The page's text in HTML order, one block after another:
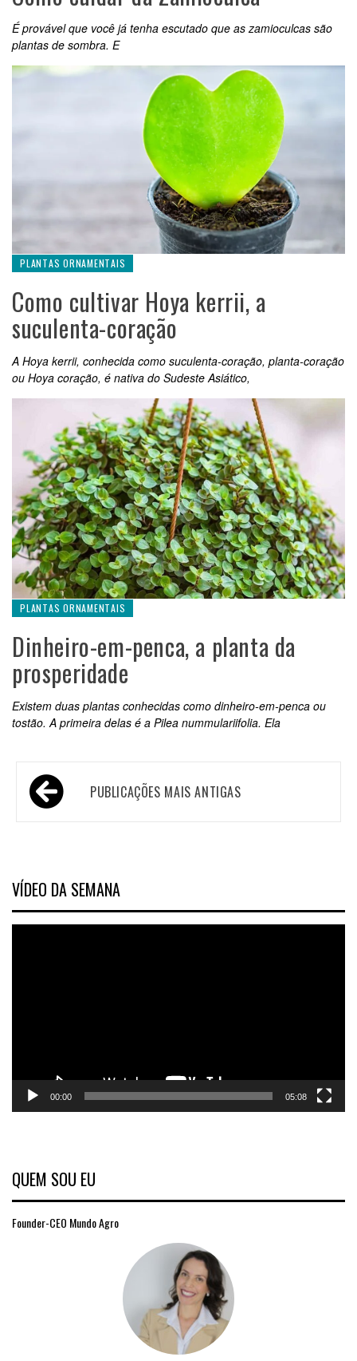
É provável que você já tenha escutado que as zamioculcas são
plantas de sombra. E
PLANTAS ORNAMENTAIS
Como cultivar Hoya kerrii, a
suculenta-coração
A Hoya kerrii, conhecida como suculenta-coração, planta-coração
ou Hoya coração, é nativa do Sudeste Asiático,
PLANTAS ORNAMENTAIS
Dinheiro-em-penca, a planta da
prosperidade
Existem duas plantas conhecidas como dinheiro-em-penca ou
tostão. A primeira delas é a Pilea nummulariifolia. Ela
PUBLICAÇÕES MAIS ANTIGAS
VÍDEO DA SEMANA
00:00 05:08
QUEM SOU EU
Founder-CEO Mundo Agro